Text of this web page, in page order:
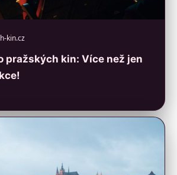
kin.cz
pražských kin: Více než jen